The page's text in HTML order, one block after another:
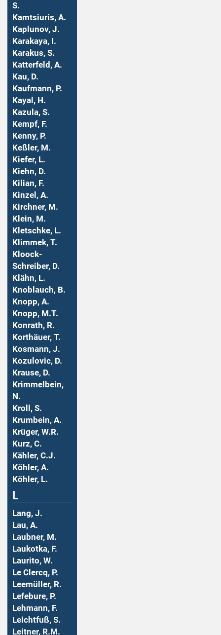
S.
Kamtsiuris, A.
Kaplunov, J.
Karakaya, I.
Karakus, S.
Katterfeld, A.
Kau, D.
Kaufmann, P.
Kayal, H.
Kazula, S.
Kempf, F.
Kenny, P.
Keßler, M.
Kiefer, L.
Kiehn, D.
Kilian, F.
Kinzel, A.
Kirchner, M.
Klein, M.
Kletschke, L.
Klimmek, T.
Kloock-
Schreiber, D.
Klähn, L.
Knoblauch, B.
Knopp, A.
Knopp, M.T.
Konrath, R.
Korthäuer, T.
Kosmann, J.
Kozulovic, D.
Krause, D.
Krimmelbein,
N.
Kroll, S.
Krumbein, A.
Krüger, W.R.
Kurz, C.
Kähler, C.J.
Köhler, A.
Köhler, L.
L
Lang, J.
Lau, A.
Laubner, M.
Laukotka, F.
Laurito, W.
Le Clercq, P.
Leemüller, R.
Lefebure, P.
Lehmann, F.
Leichtfuß, S.
Leitner, R.M.